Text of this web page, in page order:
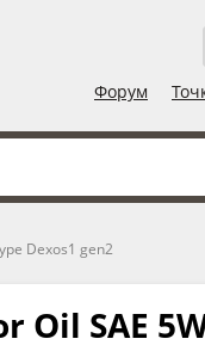
Форум
Dexos1 gen2
SAE